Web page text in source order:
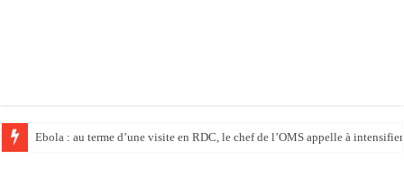
Ebola : au terme d’une visite en RDC, le chef de l’OMS appelle à